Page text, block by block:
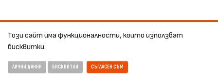
Този сайт има функционалности, които използват
бисквитки.
ЛИЧНИ ДАННИ БИСКВИТКИ СЪГЛАСЕН СЪМ